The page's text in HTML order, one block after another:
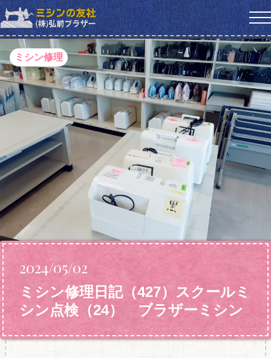
ミシン修理
2024/05/02
ミシン修理日記（427）スクールミ
シン点検（24） ブラザーミシン